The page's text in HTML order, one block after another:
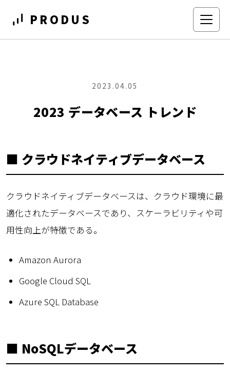
PRODUS
2023.04.05
2023 データベース トレンド
■ クラウドネイティブデータベース
クラウドネイティブデータベースは、クラウド環境に最
適化されたデータベースであり、スケーラビリティや可
用性向上が特徴である。
Amazon Aurora
Google Cloud SQL
Azure SQL Database
■ NoSQLデータベース